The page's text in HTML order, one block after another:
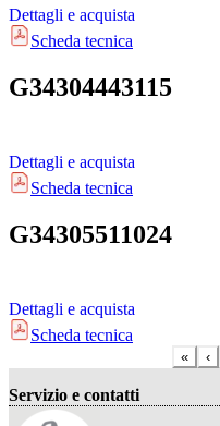
Dettagli e acquista
Scheda tecnica
G34304443115
Dettagli e acquista
Scheda tecnica
G34305511024
Dettagli e acquista
Scheda tecnica
« ‹
Servizio e contatti